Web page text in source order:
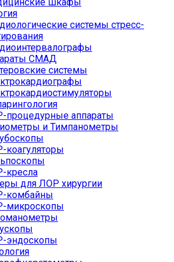
системы стресс-
СМАД
системы
процедурные аппараты
и Тимпанометры
коагуляторы
кресла
для ЛОР хирургии
комбайны
микроскопы
эндоскопы